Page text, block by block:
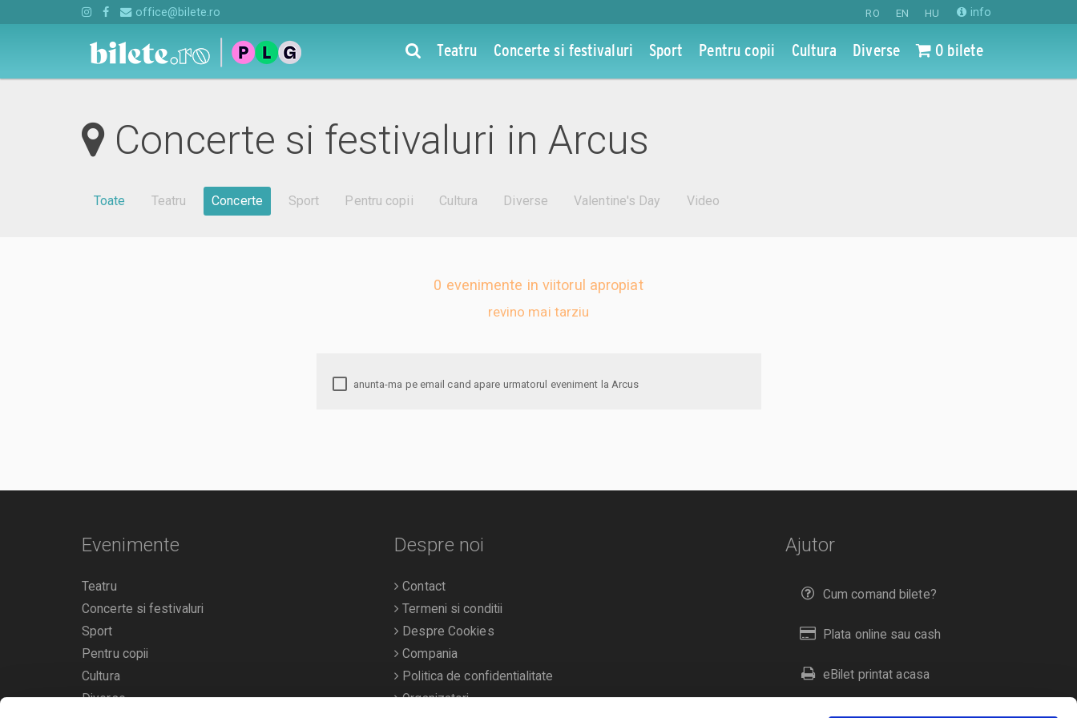
RO EN HU info
office@bilete.ro
Teatru Concerte si festivaluri Sport Pentru copii Cultura Diverse 0 bilete
Concerte si festivaluri in Arcus
Toate Teatru Concerte Sport Pentru copii Cultura Diverse Valentine's Day Video
0 evenimente in viitorul apropiat
revino mai tarziu
anunta-ma pe email cand apare urmatorul eveniment la Arcus
Ajutor
Cum comand bilete?
Plata online sau cash
eBilet printat acasa
Livrare prin curier
Evenimente
Teatru
Concerte si festivaluri
Sport
Pentru copii
Cultura
Diverse
Despre noi
Contact
Termeni si conditii
Despre Cookies
Compania
Politica de confidentialitate
Organizatori